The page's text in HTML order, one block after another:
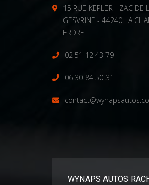
15 RUE KEPLER - ZAC DE
GESVRINE - 44240 LA
ERDRE
02 51 12 43 79
06 30 84 50 31
WYNAPS AUTOS